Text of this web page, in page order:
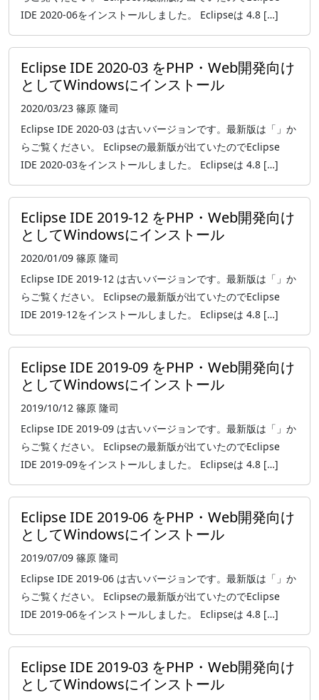
IDE 2020-06をインストールしました。 Eclipseは 4.8 […]
Eclipse IDE 2020-03 をPHP・Web開発向け
としてWindowsにインストール
2020/03/23 篠原 隆司
Eclipse IDE 2020-03 は古いバージョンです。最新版は「」か
らご覧ください。 Eclipseの最新版が出ていたのでEclipse
IDE 2020-03をインストールしました。 Eclipseは 4.8 […]
Eclipse IDE 2019-12 をPHP・Web開発向け
としてWindowsにインストール
2020/01/09 篠原 隆司
Eclipse IDE 2019-12 は古いバージョンです。最新版は「」か
らご覧ください。 Eclipseの最新版が出ていたのでEclipse
IDE 2019-12をインストールしました。 Eclipseは 4.8 […]
Eclipse IDE 2019-09 をPHP・Web開発向け
としてWindowsにインストール
2019/10/12 篠原 隆司
Eclipse IDE 2019-09 は古いバージョンです。最新版は「」か
らご覧ください。 Eclipseの最新版が出ていたのでEclipse
IDE 2019-09をインストールしました。 Eclipseは 4.8 […]
Eclipse IDE 2019-06 をPHP・Web開発向け
としてWindowsにインストール
2019/07/09 篠原 隆司
Eclipse IDE 2019-06 は古いバージョンです。最新版は「」か
らご覧ください。 Eclipseの最新版が出ていたのでEclipse
IDE 2019-06をインストールしました。 Eclipseは 4.8 […]
Eclipse IDE 2019-03 をPHP・Web開発向け
としてWindowsにインストール